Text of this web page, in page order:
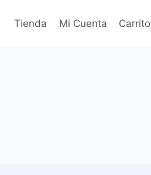
Tienda Mi Cuenta Carrito